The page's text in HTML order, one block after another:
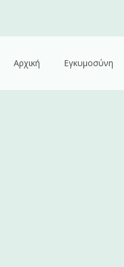
Αρχική Εγκυμοσύνη